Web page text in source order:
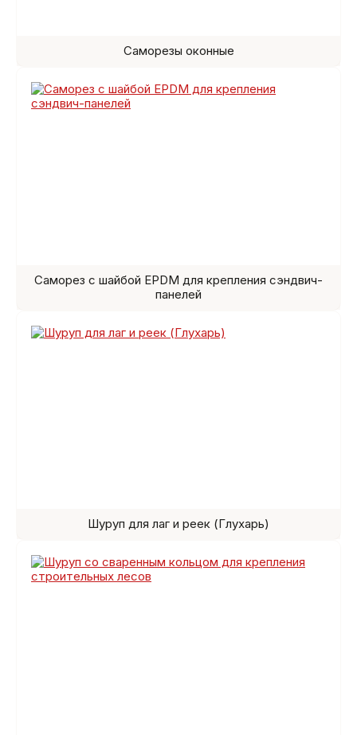
Саморезы оконные
Саморез с шайбой EPDM для крепления сэндвич-
панелей
Шуруп для лаг и реек (Глухарь)